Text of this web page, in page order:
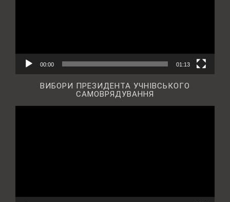
00:00 01:13
ВИБОРИ ПРЕЗИДЕНТА УЧНІВСЬКОГО
САМОВРЯДУВАННЯ